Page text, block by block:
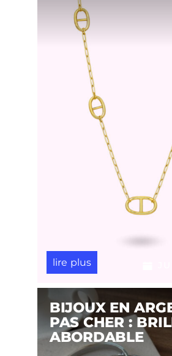
lire plus
BIJOUX EN
PAS CHER :
ABORDABLE